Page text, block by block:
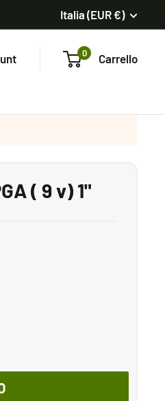
Italia (EUR €)
0 Carrello
( 9 v) 1"